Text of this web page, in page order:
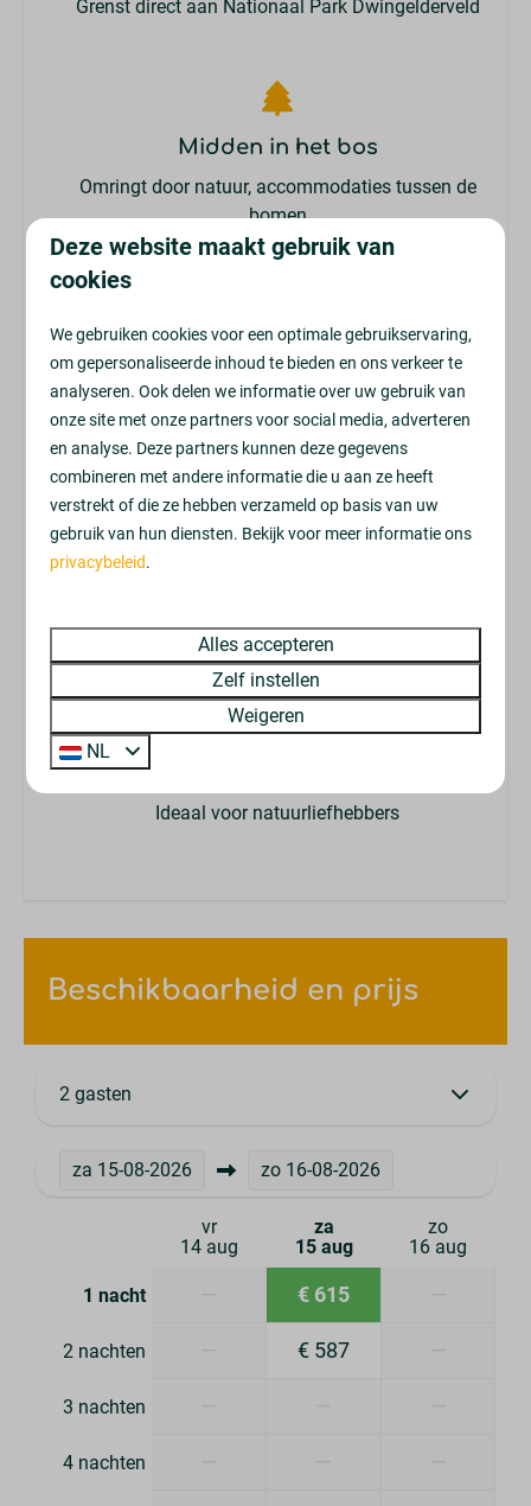
Grenst direct aan Nationaal Park Dwingelderveld
Midden in het bos
Omringt door natuur, accommodaties tussen de
bomen
Variatie in accommodaties
Van knusse huisjes tot luxe wellnesslodgjes met
sauna of hottub
Voorzieningen & activiteiten
ontspannen in de zon
Ideaal voor natuurliefhebbers
Beschikbaarheid en prijs
2 gasten
za 15-08-2026 zo 16-08-2026
vr
14 aug
za
15 aug
zo
16 aug
1 nacht € 615
2 nachten € 587
3 nachten
4 nachten
Deze website maakt gebruik van
cookies
We gebruiken cookies voor een optimale gebruikservaring,
om gepersonaliseerde inhoud te bieden en ons verkeer te
analyseren. Ook delen we informatie over uw gebruik van
onze site met onze partners voor social media, adverteren
en analyse. Deze partners kunnen deze gegevens
combineren met andere informatie die u aan ze heeft
verstrekt of die ze hebben verzameld op basis van uw
gebruik van hun diensten. Bekijk voor meer informatie ons
privacybeleid.
Alles accepteren
Zelf instellen
Weigeren
NL